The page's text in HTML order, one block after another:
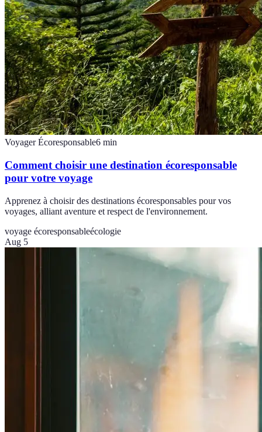
Voyager Écoresponsable6 min
Comment choisir une destination écoresponsable
pour votre voyage
Apprenez à choisir des destinations écoresponsables pour vos
voyages, alliant aventure et respect de l'environnement.
voyage écoresponsableécologie
Aug 5